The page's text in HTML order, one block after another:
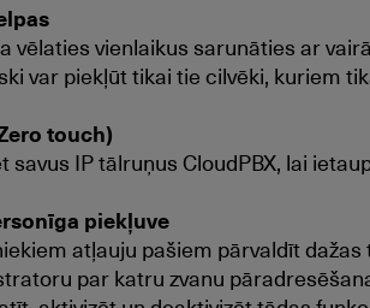
vēlaties vienlaikus sarunāties ar
var piekļūt tikai tie cilvēki, kuriem
touch)
IP tālruņus CloudPBX, lai
piekļuve
atļauju pašiem pārvaldīt
par katru zvanu